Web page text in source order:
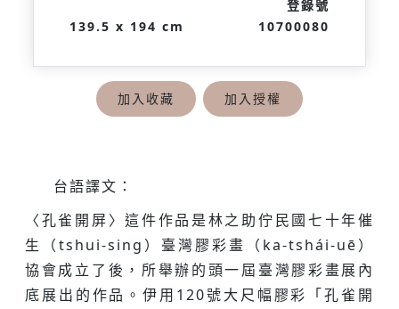
139.5 x 194 cm
登錄號
10700080
加入收藏 加入授權
台語譯文：
〈孔雀開屏〉這件作品是林之助佇民國七十年催
生（tshui-sing）臺灣膠彩畫（ka-tshái-uē）
協會成立了後，所舉辦的頭一屆臺灣膠彩畫展內
底展出的作品。伊用120號大尺幅膠彩「孔雀開